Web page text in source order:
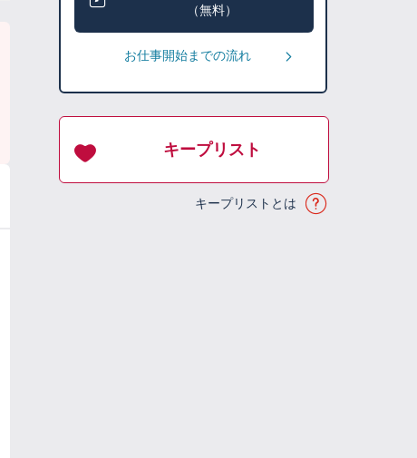
（無料）
お仕事開始までの流れ
キープリスト
キープリストとは